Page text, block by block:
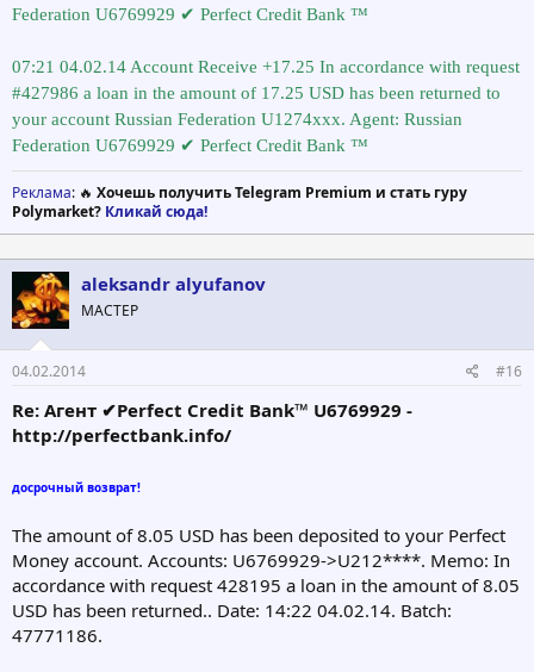
Federation U6769929 ✔ Perfect Credit Bank ™
07:21 04.02.14 Account Receive +17.25 In accordance with request
#427986 a loan in the amount of 17.25 USD has been returned to
your account Russian Federation U1274xxx. Agent: Russian
Federation U6769929 ✔ Perfect Credit Bank ™
Реклама: 🔥 Хочешь получить Telegram Premium и стать гуру
Polymarket? Кликай сюда!
aleksandr alyufanov
МАСТЕР
04.02.2014 #16
Re: Агент ✔Perfect Credit Bank™ U6769929 -
http://perfectbank.info/
досрочный возврат!
The amount of 8.05 USD has been deposited to your Perfect
Money account. Accounts: U6769929->U212****. Memo: In
accordance with request 428195 a loan in the amount of 8.05
USD has been returned.. Date: 14:22 04.02.14. Batch:
47771186.